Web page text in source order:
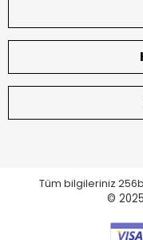
Tüm bilgileriniz
© 2025